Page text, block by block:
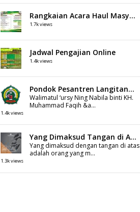
Rangkaian Acara Haul Masy...
1.7k views
Jadwal Pengajian Online
1.4k views
Pondok Pesantren Langitan...
Walimatul ‘ursy Ning Nabila binti KH.
Muhammad Faqih &a...
1.4k views
Yang Dimaksud Tangan di A...
Yang dimaksud dengan tangan di atas
adalah orang yang m...
1.3k views